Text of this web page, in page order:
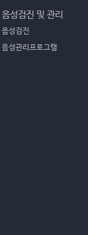
음성검진 및 관리
음성검진
음성관리프로그램